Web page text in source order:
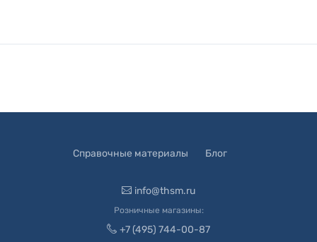
Справочные материалы Блог
info@thsm.ru
Розничные магазины:
+7 (495) 744-00-87